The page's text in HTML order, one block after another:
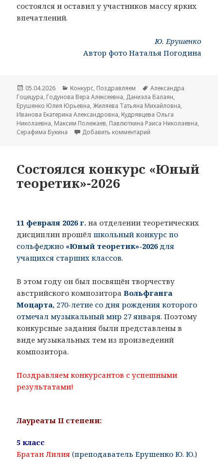
состоялся и оставил у участников массу ярких
впечатлений.
Ю. Ерушенко
Автор фото Наталья Погодина
Опубликовано
05.04.2026 Рубрики
Конкурс, Поздравляем Метки
Александра
Гоцецура, Годунова Вера Алексеевна, Даниэла Балаян,
Ерушенко Юлия Юрьевна,Жиляева Татьяна Михайловна,
Иванова Екатерина Александровна, Кудрявцева Ольга
Николаевна, Максим Полежаев, Павлюткина Раиса Николаевна,
Серафима Букина
Добавить комментарий
Состоялся конкурс «Юный
теоретик»-2026
11 февраля 2026 г. на отделении теоретических
дисциплин прошёлшкольный конкурс по
сольфеджио «Юный теоретик»-2026для
учащихся старших классов.
В этом году он был посвящён творчеству
австрийского композитораВольфганга
Моцарта, 270-летие со дня рождения которого
отмечал музыкальный мир 27 января. Поэтому
конкурсные задания были представлены в
виде музыкальных тем из произведений
композитора.
Поздравляем конкурсантов с успешными
результатами!
Лауреаты II степени:
5 класс
Братан Лилия (преподаватель Ерушенко Ю. Ю.)